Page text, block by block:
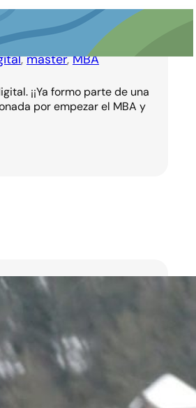
, máster, MBA
¡¡Ya formo parte de una
por empezar el MBA y